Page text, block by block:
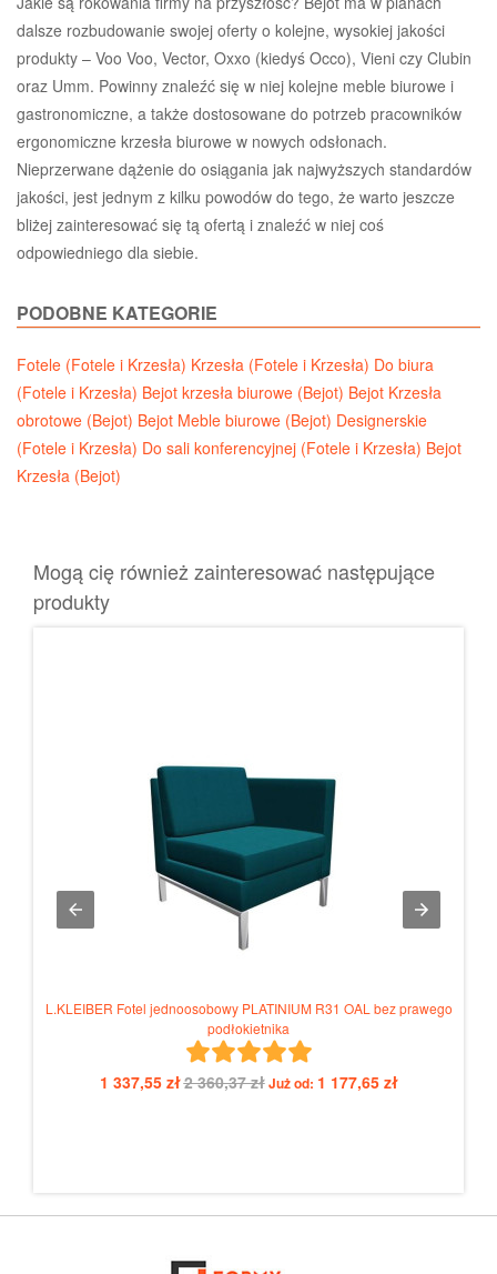
dalsze rozbudowanie swojej oferty o kolejne, wysokiej jakości
produkty – Voo Voo, Vector, Oxxo (kiedyś Occo), Vieni czy Clubin
oraz Umm. Powinny znaleźć się w niej kolejne meble biurowe i
gastronomiczne, a także dostosowane do potrzeb pracowników
ergonomiczne krzesła biurowe w nowych odsłonach.
Nieprzerwane dążenie do osiągania jak najwyższych standardów
jakości, jest jednym z kilku powodów do tego, że warto jeszcze
bliżej zainteresować się tą ofertą i znaleźć w niej coś
odpowiedniego dla siebie.
PODOBNE KATEGORIE
Fotele (Fotele i Krzesła) Krzesła (Fotele i Krzesła) Do biura
(Fotele i Krzesła) Bejot krzesła biurowe (Bejot) Bejot Krzesła
obrotowe (Bejot) Bejot Meble biurowe (Bejot) Designerskie
(Fotele i Krzesła) Do sali konferencyjnej (Fotele i Krzesła) Bejot
Krzesła (Bejot)
Mogą cię również zainteresować następujące
produkty
L.KLEIBER Fotel jednoosobowy PLATINIUM R31 OAL bez prawego
podłokietnika
1 337,55 zł2 360,37 złJuż od: 1 177,65 zł